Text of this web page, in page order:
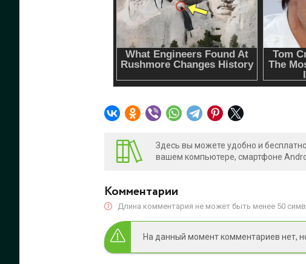
Здесь вы можете удобно и
вашем компьютере, смартфоне
Комментарии
Длина комментария не может быть менее 50
На данный момент комментариев нет,